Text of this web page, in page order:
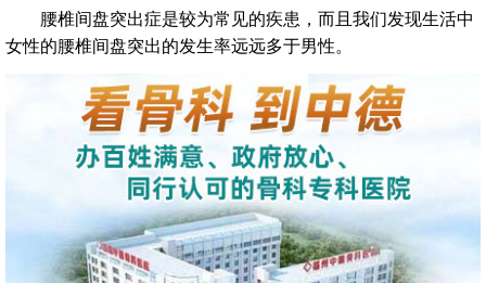
腰椎间盘突出症是较为常见的疾患，而且我们发现生活中
女性的腰椎间盘突出的发生率远远多于男性。